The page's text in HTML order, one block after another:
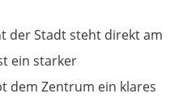
der Stadt steht direkt am
ein starker
dem Zentrum ein klares